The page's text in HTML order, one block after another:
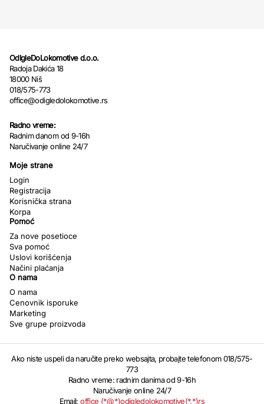
OdIgleDoLokomotive d.o.o.
Radoja Dakića 18
18000 Niš
018/575-773
office@odigledolokomotive.rs
Radno vreme:
Radnim danom od 9-16h
Naručivanje online 24/7
Moje strane
Login
Registracija
Korisnička strana
Korpa
Pomoć
Za nove posetioce
Sva pomoć
Uslovi korišćenja
Načini plaćanja
O nama
O nama
Cenovnik isporuke
Marketing
Sve grupe proizvoda
Ako niste uspeli da naručite preko websajta, probajte telefonom 018/575-
773
Radno vreme: radnim danima od 9-16h
Naručivanje online 24/7
Email:office (*@*)odigledolokomotive(*.*)rs